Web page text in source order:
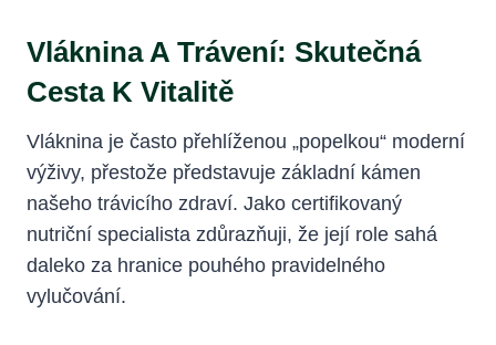
Vláknina A Trávení: Skutečná
Cesta K Vitalitě
Vláknina je často přehlíženou „popelkou“ moderní
výživy, přestože představuje základní kámen
našeho trávicího zdraví. Jako certifikovaný
nutriční specialista zdůrazňuji, že její role sahá
daleko za hranice pouhého pravidelného
vylučování.